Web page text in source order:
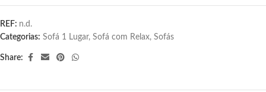
REF: n.d.
Categorias: Sofá 1 Lugar, Sofá com Relax, Sofás
Share: